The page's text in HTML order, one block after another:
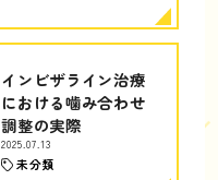
インビザライン治療
における噛み合わせ
調整の実際
2025.07.13
未分類